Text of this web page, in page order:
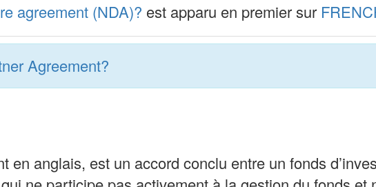
agreement (NDA)? est apparu en premier sur
Agreement?
en anglais, est un accord conclu entre un fonds